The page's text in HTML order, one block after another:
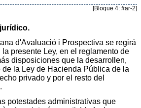
[Bloque 4: #ar-2]
d'Avaluació i Prospectiva se regirá
presente Ley, en el reglamento de
disposiciones que la desarrollen,
de la Ley de Hacienda Pública de la
privado y por el resto del
potestades administrativas que